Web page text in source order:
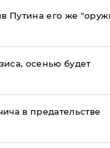
Путина его же
осенью будет
в предательстве